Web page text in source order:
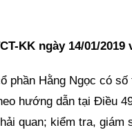
KK ngày 14/01/
phần Hằng Ngọc có
hướng dẫn tại Điều
quan; kiểm tra, giám